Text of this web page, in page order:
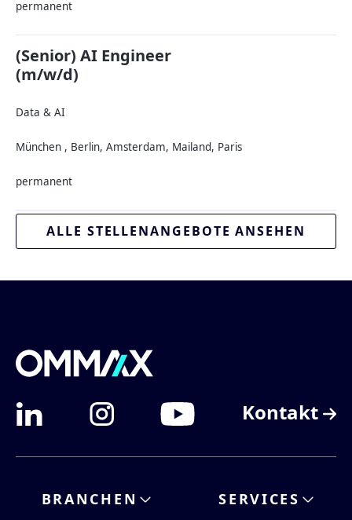
permanent
(Senior) AI Engineer
(m/w/d)
Data & AI
München , Berlin, Amsterdam, Mailand, Paris
permanent
ALLE STELLENANGEBOTE ANSEHEN
Kontakt
BRANCHEN
SERVICES